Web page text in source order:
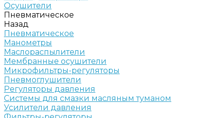
Осушители
Пневматическое
Назад
Пневматическое
Манометры
Маслораспылители
Мембранные осушители
Микрофильтры-регуляторы
Пневмоглушители
Регуляторы давления
Системы для смазки масляным туманом
Усилители давления